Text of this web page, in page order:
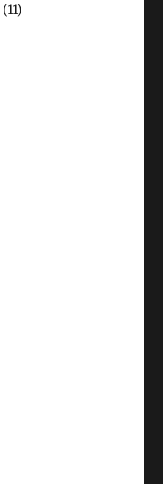
(11)